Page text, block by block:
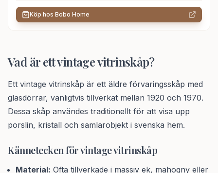
Köp hos Bobo Home
Vad är ett vintage vitrinskåp?
Ett vintage vitrinskåp är ett äldre förvaringsskåp med
glasdörrar, vanligtvis tillverkat mellan 1920 och 1970.
Dessa skåp användes traditionellt för att visa upp
porslin, kristall och samlarobjekt i svenska hem.
Kännetecken för vintage vitrinskåp
Material: Ofta tillverkade i massiv ek, mahogny eller